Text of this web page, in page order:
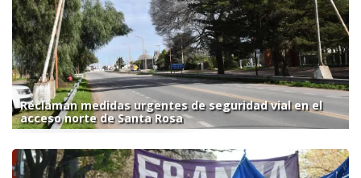
Reclaman medidas urgentes de seguridad vial en el
acceso norte de Santa Rosa